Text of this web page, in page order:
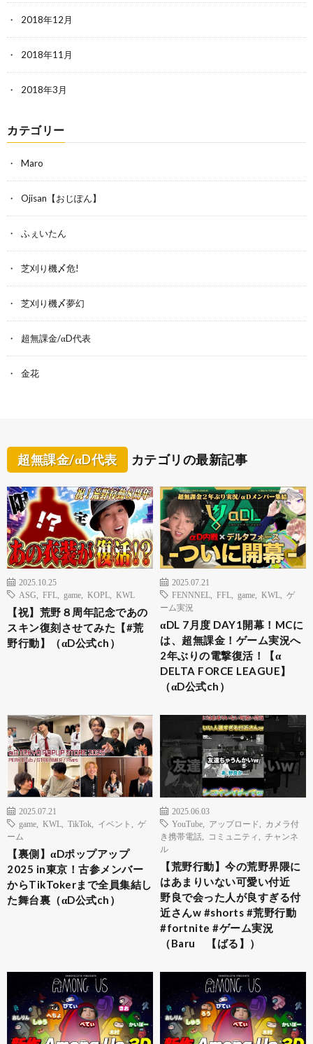
2018年12月
2018年11月
2018年3月
カテゴリー
Maro
Ojisan【おじぽん】
ふぇいたん
芝刈り機〆危!
芝刈り機〆夢幻
超無課金/αD代表
金花
超無課金/αD代表 カテゴリの最新記事
2025.10.25
ASG
FFL game KOPL KWL
【祝】荒野８周年記念であの
スキン復刻させてみた【#荒
野行動】（αD公式ch）
2025.07.21
FENNNEL
FFL game KWL
ゲ
ーム実況
αDL 7月度 DAY1開幕！MCに
は、超無課金！ゲーム実況へ
2年ぶりの電撃復活！【α
DELTA FORCE LEAGUE】
（αD公式ch）
2025.07.21
game
KWL TikTok イベント
ゲ
ーム
【裏側】αDポップアップ
2025 in東京！古参メンバー
からTikTokerまで全員集結し
た舞台裏（αD公式ch）
2025.06.03
YouTube
アップロード
カメラ付
き携帯電話
コミュニティ
チャンネ
ル
【荒野行動】今の荒野界隈に
はあまりいない可愛い付近
野良で会った人が良すぎる付
近さんw #shorts #荒野行動
#fortnite #ゲーム実況
（Baru 【ばる】）